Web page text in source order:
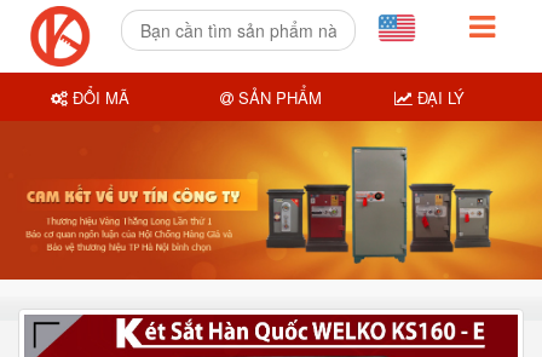
ĐỔI MÃ SẢN PHẨM ĐẠI LÝ